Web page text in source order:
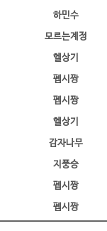
하민수
모르는계정
헬상기
펩시짱
펩시짱
헬상기
감자나무
지풍승
펩시짱
펩시짱